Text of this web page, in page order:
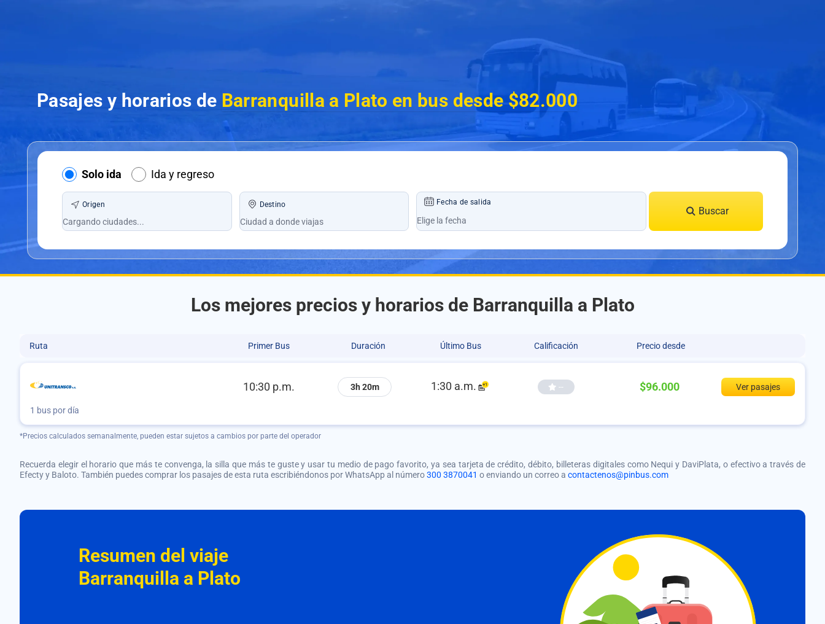
Pasajes y horarios de Barranquilla a Plato en bus desde $82.000
Solo ida Ida y regreso
Origen Destino Fecha de salida
Buscar
Los mejores precios y horarios de Barranquilla a Plato
Ruta Primer Bus Duración Último Bus Calificación Precio desde
10:30 p.m. 3h 20m 1:30 a.m. -- $96.000 Ver pasajes
1 bus por día
*Precios calculados semanalmente, pueden estar sujetos a cambios por parte del operador
Recuerda elegir el horario que más te convenga, la silla que más te guste y usar tu medio de pago favorito, ya sea tarjeta de crédito, débito, billeteras digitales como Nequi y DaviPlata, o efectivo a través de
Efecty y Baloto. También puedes comprar los pasajes de esta ruta escribiéndonos por WhatsApp al número300 3870041 o enviando un correo a contactenos@pinbus.com
Resumen del viaje
Barranquilla a Plato